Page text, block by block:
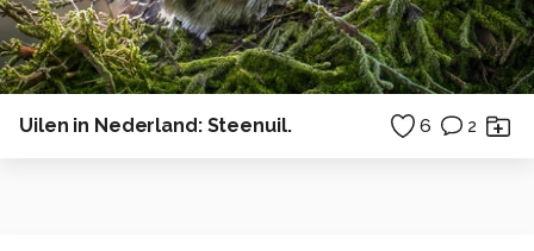
Uilen in Nederland: Steenuil. 6 2